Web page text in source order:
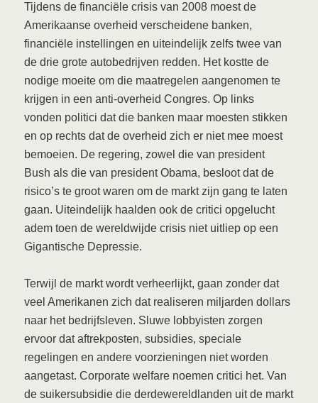
Tijdens de financiële crisis van 2008 moest de
Amerikaanse overheid verscheidene banken,
financiële instellingen en uiteindelijk zelfs twee van
de drie grote autobedrijven redden. Het kostte de
nodige moeite om die maatregelen aangenomen te
krijgen in een anti-overheid Congres. Op links
vonden politici dat die banken maar moesten stikken
en op rechts dat de overheid zich er niet mee moest
bemoeien. De regering, zowel die van president
Bush als die van president Obama, besloot dat de
risico’s te groot waren om de markt zijn gang te laten
gaan. Uiteindelijk haalden ook de critici opgelucht
adem toen de wereldwijde crisis niet uitliep op een
Gigantische Depressie.
Terwijl de markt wordt verheerlijkt, gaan zonder dat
veel Amerikanen zich dat realiseren miljarden dollars
naar het bedrijfsleven. Sluwe lobbyisten zorgen
ervoor dat aftrekposten, subsidies, speciale
regelingen en andere voorzieningen niet worden
aangetast. Corporate welfare noemen critici het. Van
de suikersubsidie die derdewereldlanden uit de markt